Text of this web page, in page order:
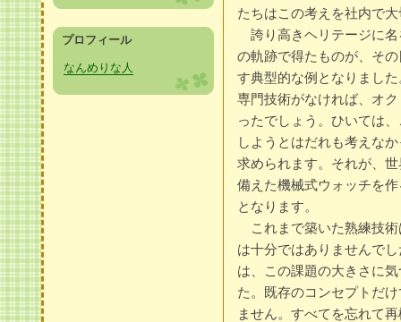
たちはこの考えを社内で
誇り高きヘリテージに名
の軌跡で得たものが、そ
す典型的な例となりまし
専門技術がなければ、オ
ったでしょう。ひいては
しようとはだれも考えな
求められます。それが、
備えた機械式ウォッチを
となります。
これまで築いた熟練技術
は十分ではありませんで
は、この課題の大きさに
た。既存のコンセプトだ
ません。すべてを忘れて
プロフィール
なんめりな人